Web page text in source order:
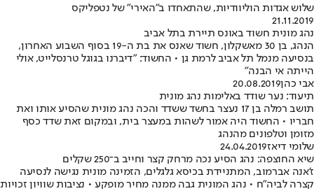
שלוש אגדות הוליוודיות, שהתאחדו ב"האירי" של נטפליקס
21.11.2019
נהג מונית חשוד באונס תיירת בתל אביב
הנהג, בן 30 מאשקלון, חשוד שאנס את בת ה-19 בסוף השבוע האחרון,
בנסיעה מנמל תל אביב לרמת גן • החשוד: "דיברנו בגוגל טרנסלייט, אולי
הייתה אי הבנה"
אבי כהן20.08.2019
תיעוד: נער שודד באלימות נהג מונית
תושב רמלה בן 17 נעצר בחשד ששדד והכה נהג מונית שהסיע אותו ואת
חבריו • החשוד היה אמור לשהות במעצר בית, ובמקום זאת שדד כסף
מזומן וטלפונים מהנהג
שלומי דיאז24.04.2019
שיא החוצפה: נהג הסיע נכה מרחק קצר וחייב ב־250 שקלים
ז'אנה אברמוב, המתניידת בכיסא גלגלים, הזמינה מונית נגישה לנסיעה
קצרה לביה"ח • נהג המונית גבה ממנה מחיר מופקע • נציבות שוויון זכויות